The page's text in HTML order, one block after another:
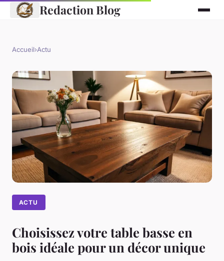
Redaction Blog
Accueil›Actu
ACTU
Choisissez votre table basse en
bois idéale pour un décor unique